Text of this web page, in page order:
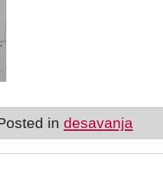
in desavanja